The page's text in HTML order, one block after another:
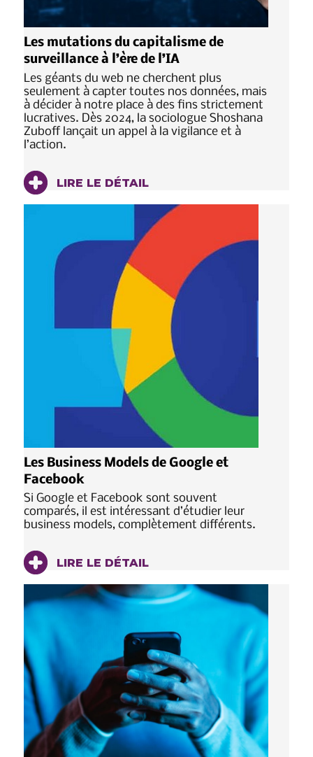
Les mutations du capitalisme de
surveillance à l’ère de l’IA
Les géants du web ne cherchent plus
seulement à capter toutes nos données, mais
à décider à notre place à des fins strictement
lucratives. Dès 2024, la sociologue Shoshana
Zuboff lançait un appel à la vigilance et à
l’action.
LIRE LE DÉTAIL
Les Business Models de Google et
Facebook
Si Google et Facebook sont souvent
comparés, il est intéressant d’étudier leur
business models, complètement différents.
LIRE LE DÉTAIL